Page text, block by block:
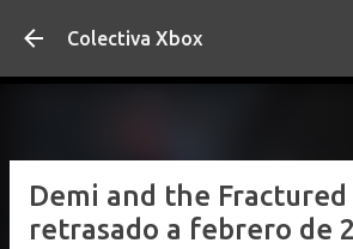
Ir al contenido
Colectiva Xbox
Demi and the Fractured
retrasado a febrero de